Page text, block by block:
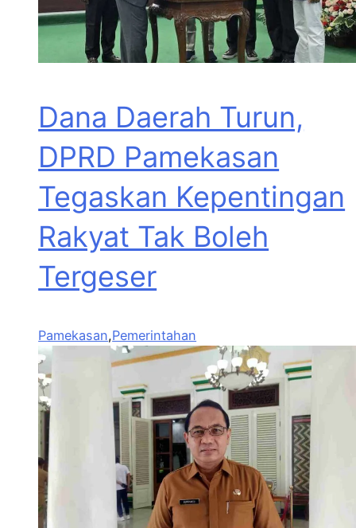
Dana Daerah Turun,
DPRD Pamekasan
Tegaskan Kepentingan
Rakyat Tak Boleh
Tergeser
Pamekasan,Pemerintahan